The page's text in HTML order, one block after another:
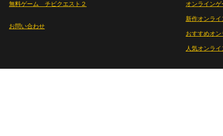
無料ゲーム チビクエスト２
お問い合わせ
オンライン
新作オンライ
おすすめオ
人気オンラ